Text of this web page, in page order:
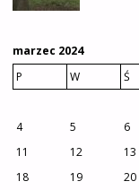
marzec 2024
P
W Ś
4
5 6
11
12 13
18
19 20